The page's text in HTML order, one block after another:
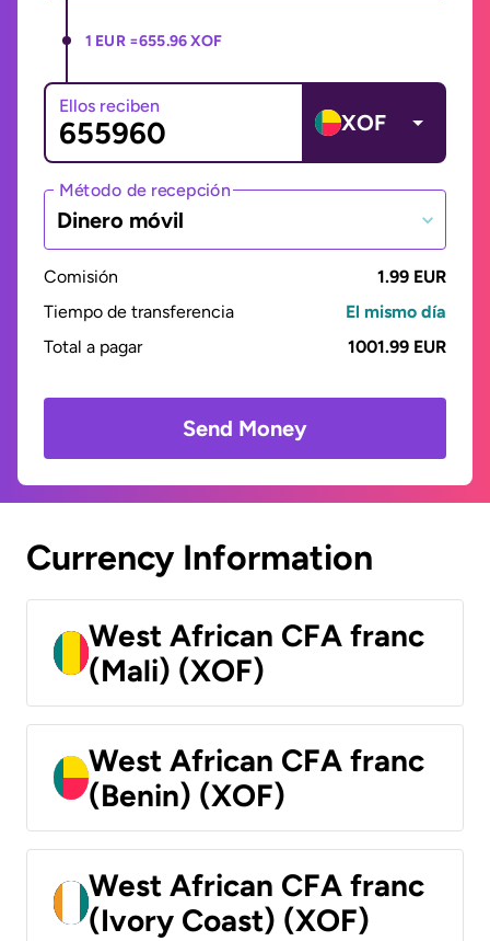
1 EUR =655.96 XOF
Ellos reciben
XOF
Método de recepción
Dinero móvil
Comisión
1.99 EUR
Tiempo de transferencia
El mismo día
Total a pagar
1001.99 EUR
Send Money
Currency Information
West African CFA franc
(Mali) (XOF)
West African CFA franc
(Benin) (XOF)
West African CFA franc
(Ivory Coast) (XOF)